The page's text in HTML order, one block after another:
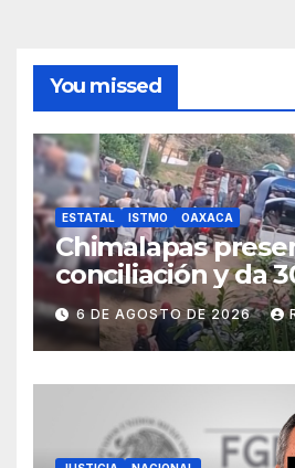
You missed
ESTATAL ISTMO OAXACA
Chimalapas
conciliación y da
ejidos
definir situación
6 DE AGOSTO DE 2026